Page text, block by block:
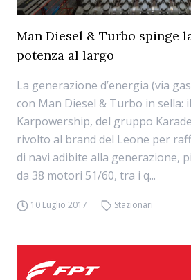
Man Diesel & Turbo spinge
potenza al largo
La generazione d’energia (via
con Man Diesel & Turbo in
Karpowership, del gruppo
rivolto al brand del Leone per
di navi adibite alla generazione,
da 38 motori 51/60, tra i q...
10 Luglio 2017 Stazionari